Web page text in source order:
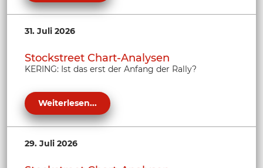
31. Juli 2026
Stockstreet Chart-Analysen
KERING: Ist das erst der Anfang der Rally?
Weiterlesen...
29. Juli 2026